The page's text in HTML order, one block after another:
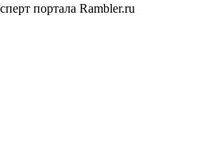
портала Rambler.ru